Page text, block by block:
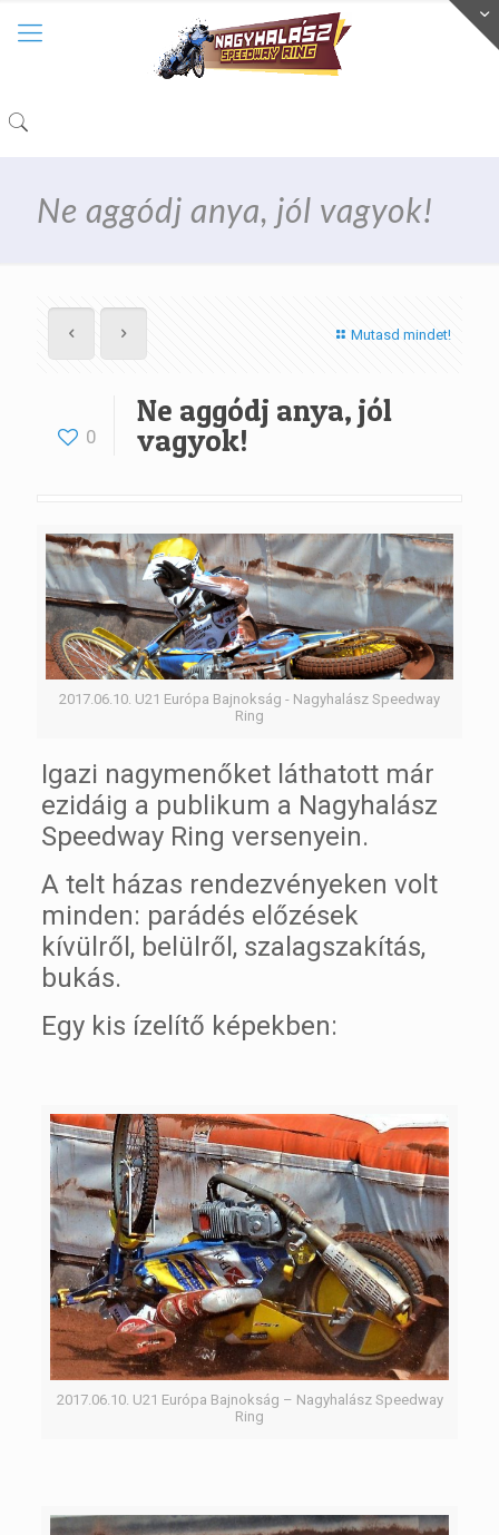
Ne aggódj anya, jól vagyok!
Mutasd mindet!
0
Ne aggódj anya, jól
vagyok!
2017.06.10. U21 Európa Bajnokság - Nagyhalász Speedway
Ring
Igazi nagymenőket láthatott már
ezidáig a publikum a Nagyhalász
Speedway Ring versenyein.
A telt házas rendezvényeken volt
minden: parádés előzések
kívülről, belülről, szalagszakítás,
bukás.
Egy kis ízelítő képekben:
2017.06.10. U21 Európa Bajnokság – Nagyhalász Speedway
Ring